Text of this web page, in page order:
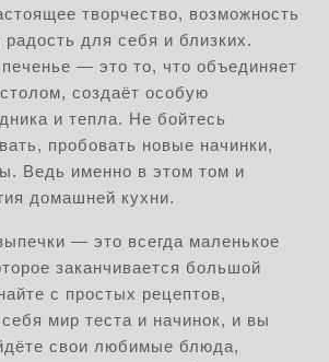
творчество, возможность
для себя и близких.
— это то, что объединяет
создаёт особую
и тепла. Не бойтесь
пробовать новые начинки,
Ведь именно в этом том и
домашней кухни.
— это всегда маленькое
заканчивается большой
с простых рецептов,
мир теста и начинок, и вы
свои любимые блюда,